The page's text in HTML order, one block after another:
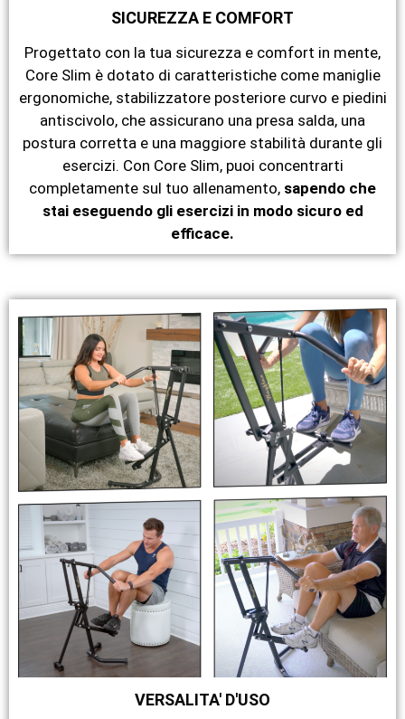
SICUREZZA E COMFORT
Progettato con la tua sicurezza e comfort in mente,
Core Slim è dotato di caratteristiche come maniglie
ergonomiche, stabilizzatore posteriore curvo e piedini
antiscivolo, che assicurano una presa salda, una
postura corretta e una maggiore stabilità durante gli
esercizi. Con Core Slim, puoi concentrarti
completamente sul tuo allenamento, sapendo che
stai eseguendo gli esercizi in modo sicuro ed
efficace.
VERSALITA' D'USO